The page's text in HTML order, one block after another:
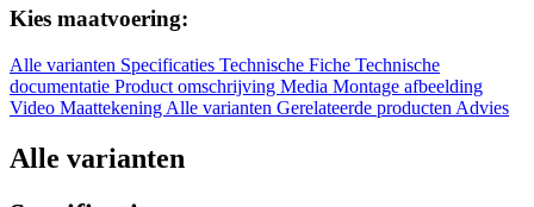
Kies maatvoering:
Alle varianten Specificaties Technische Fiche Technische
documentatie Product omschrijving Media Montage afbeelding
Video Maattekening Alle varianten Gerelateerde producten Advies
Alle varianten